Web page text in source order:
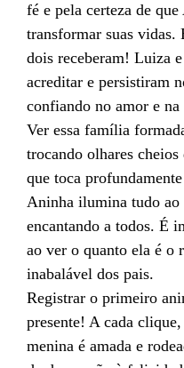
fé e pela certeza de
transformar suas vidas.
dois receberam! Luiza
acreditar e persistiram
confiando no amor e na
Ver essa família
trocando olhares
que toca
Aninha ilumina tudo ao
encantando a todos. É
ao ver o quanto ela é o
inabalável dos pais.
Registrar o primeiro
presente! A cada
menina é amada e